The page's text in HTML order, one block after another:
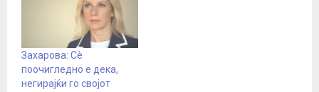
за надворешни работи,
Марија Захарова,
наведувајќи ги како
пример нападите врз
Југославија, Либија и
Ирак. - Сите критики на
Захарова: Сè
поочигледно е дека,
негирајќи го својот